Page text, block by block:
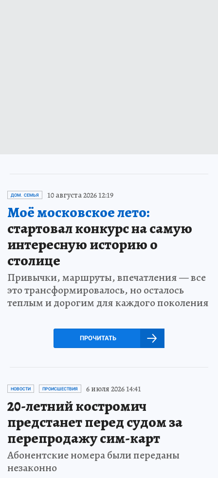
ДОМ. СЕМЬЯ 10 августа 2026 12:19
Моё московское лето:
стартовал конкурс на самую
интересную историю о
столице
Привычки, маршруты, впечатления — все
это трансформировалось, но осталось
теплым и дорогим для каждого поколения
ПРОЧИТАТЬ
НОВОСТИ ПРОИСШЕСТВИЯ 6 июля 2026 14:41
20-летний костромич
предстанет перед судом за
перепродажу сим-карт
Абонентские номера были переданы
незаконно